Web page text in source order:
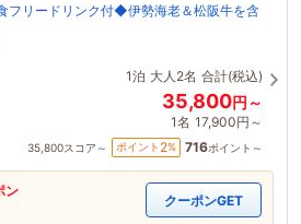
フリードリンク付◆伊勢海老＆松阪牛を含
1泊 大人2名 合計(税込)
35,800円～
1名 17,900円～
35,800スコア～ ポイント 2% 716ポイント～
ン
クーポンGET